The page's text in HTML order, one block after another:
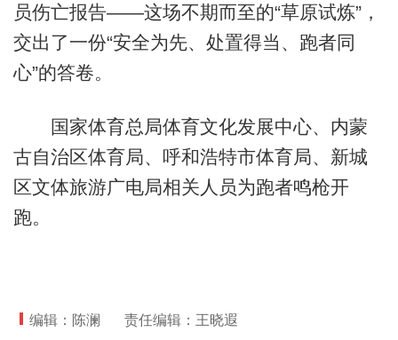
员伤亡报告——这场不期而至的“草原试炼”，
交出了一份“安全为先、处置得当、跑者同
心”的答卷。
国家体育总局体育文化发展中心、内蒙
古自治区体育局、呼和浩特市体育局、新城
区文体旅游广电局相关人员为跑者鸣枪开
跑。
编辑：陈澜 责任编辑：王晓遐